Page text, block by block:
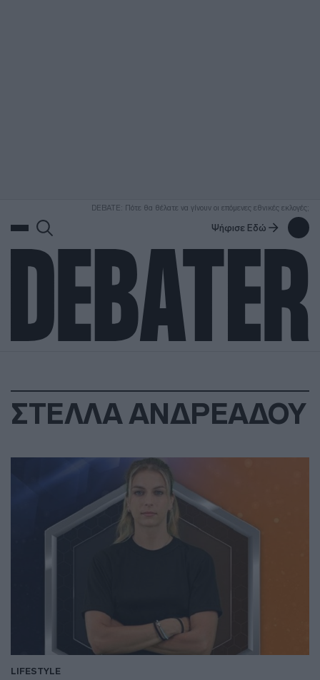
DEBATE: Πότε θα θέλατε να γίνουν οι επόμενες εθνικές εκλογές;
Ψήφισε Εδώ
ΣΤΕΛΛΑ ΑΝΔΡΕΑΔΟΥ
LIFESTYLE